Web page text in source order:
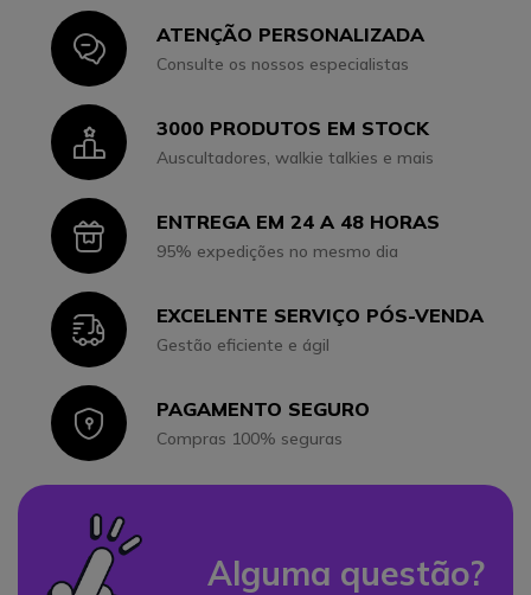
IconATENÇÃO PERSONALIZADA
Consulte os nossos especialistas
Icon3000 PRODUTOS EM STOCK
Auscultadores, walkie talkies e mais
IconENTREGA EM 24 A 48 HORAS
95% expedições no mesmo dia
IconEXCELENTE SERVIÇO PÓS-VENDA
Gestão eficiente e ágil
IconPAGAMENTO SEGURO
Compras 100% seguras
Alguma questão?